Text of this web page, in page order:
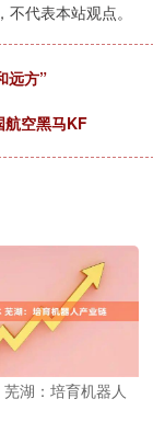
代表本站观点。
远方”
航空黑马KF
湖：培育机器人